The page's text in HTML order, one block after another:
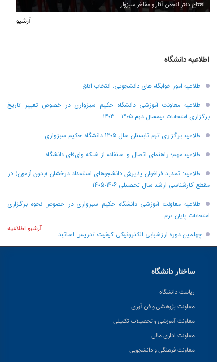
افتتاح دفتر انجمن آثار و مفاخر سبزوار
آرشیو
اطلاعیه دانشگاه
اطلاعیه امور خوابگاه های دانشجویی: انتخاب اتاق
اطلاعیه معاونت آموزشی دانشگاه حکیم سبزواری در خصوص تغییر تاریخ
برگزاری امتحانات نیمسال دوم ۱۴۰۵ – ۱۴۰۴
اطلاعیه برگزاری ترم تابستان سال ۱۴۰۵ دانشگاه حکیم سبزواری
اطلاعیه مهم؛ راهنمای اتصال و استفاده از شبکه وای‌فای دانشگاه
اطلاعیه: تمدید فراخوان پذیرش دانشجو‌های استعداد درخشان (بدون آزمون) در
مقطع کارشناسی ارشد سال تحصیلی ۱۴۰۶-۱۴۰۵
اطلاعیه معاونت آموزشی دانشگاه حکیم سبزواری در خصوص نحوه برگزاری
امتحانات پایان ترم
چهلمین دوره ارزشیابی الکترونیکی کیفیت تدریس اساتید
آرشیو اطلاعیه
ساختار دانشگاه
ریاست دانشگاه
معاونت پژوهشی و فن آوری
معاونت آموزشی و تحصیلات تکمیلی
معاونت اداری مالی
معاونت فرهنگی و دانشجویی